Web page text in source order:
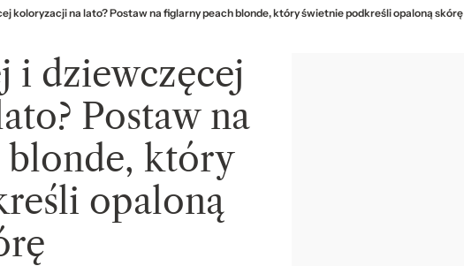
koloryzacji na lato? Postaw na figlarny peach blonde, który świetnie podkreśli opaloną skórę
i dziewczęcej
Postaw na
blonde, który
opaloną